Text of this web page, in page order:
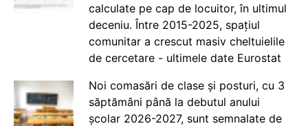
calculate pe cap de locuitor, în ultimul
deceniu. Între 2015-2025, spațiul
comunitar a crescut masiv cheltuielile
de cercetare - ultimele date Eurostat
Noi comasări de clase și posturi, cu 3
săptămâni până la debutul anului
școlar 2026-2027, sunt semnalate de